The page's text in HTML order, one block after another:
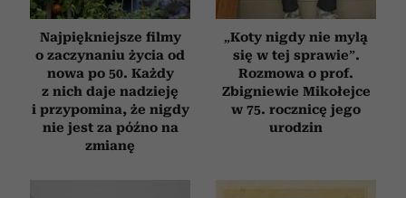
Najpiękniejsze filmy
o zaczynaniu życia od
nowa po 50. Każdy
z nich daje nadzieję
i przypomina, że nigdy
nie jest za późno na
zmianę
„Koty nigdy nie mylą
się w tej sprawie”.
Rozmowa o prof.
Zbigniewie Mikołejce
w 75. rocznicę jego
urodzin